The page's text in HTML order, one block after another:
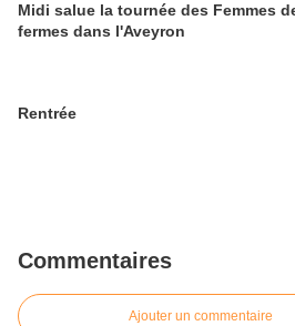
Midi salue la tournée des Femmes
fermes dans l'Aveyron
Rentrée
Commentaires
Ajouter un commentaire